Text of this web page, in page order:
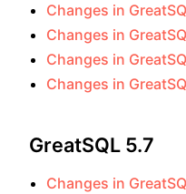
Changes in
Changes in
Changes in
Changes in
GreatSQL 5.7
Changes in